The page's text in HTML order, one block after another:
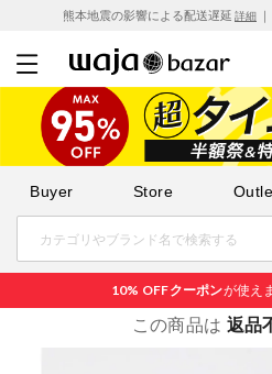
熊本地震の影響による配送遅延 詳細
Buyer Store
10% OFFクーポンが使え
この商品は 返品